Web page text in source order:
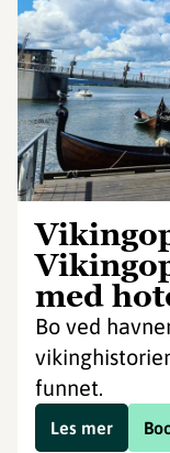
med
Bo ved
funnet.
Les mer